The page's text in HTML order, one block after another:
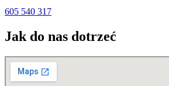
605 540 317
Jak do nas dotrzeć